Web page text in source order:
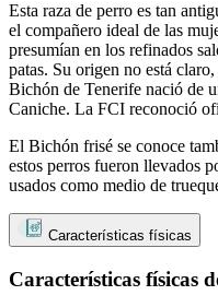
Esta raza de perro es tan
el compañero ideal de las
presumían en los refinados
patas. Su origen no está
Bichón de Tenerife nació de
Caniche. La FCI reconoció
El Bichón frisé se conoce
estos perros fueron llevados
usados como medio de
Características físicas
Características físicas